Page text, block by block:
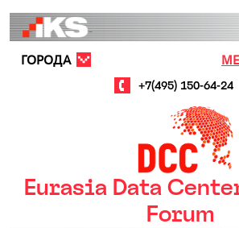
+7(495) 150-64-24
ГОРОДА
Eurasia Data
Forum